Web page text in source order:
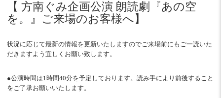
【 方南ぐみ企画公演 朗読劇『あの空
を。』ご来場のお客様へ】
状況に応じて最新の情報を更新いたしますのでご来場前にもご一読いた
だきますよう宜しくお願い致します。
●公演時間は1時間40分を予定しております。読み手により前後すること
をご了承お願いいたします。